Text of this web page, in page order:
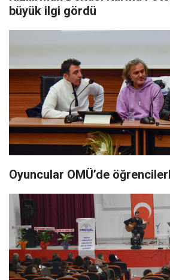
büyük ilgi gördü
Oyuncular OMÜ’de